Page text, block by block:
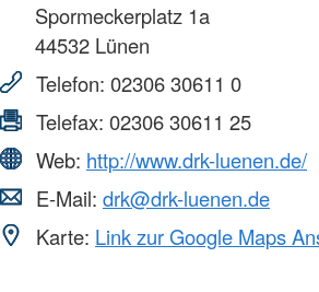
Spormeckerplatz 1a
44532 Lünen
Telefon: 02306 30611 0
Telefax: 02306 30611 25
Web: http://www.drk-luenen.de/
E-Mail: drk@drk-luenen.de
Karte: Link zur Google Maps